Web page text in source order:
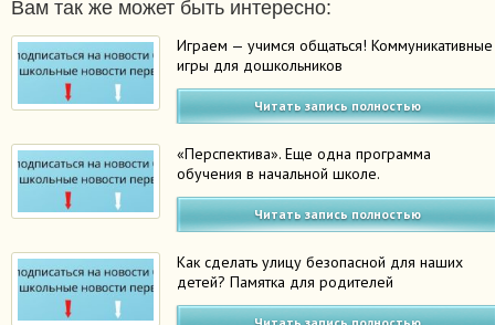
Вам так же может быть интересно:
Играем — учимся общаться! Коммуникативные
игры для дошкольников
Читать запись полностью
«Перспектива». Еще одна программа
обучения в начальной школе.
Читать запись полностью
Как сделать улицу безопасной для наших
детей? Памятка для родителей